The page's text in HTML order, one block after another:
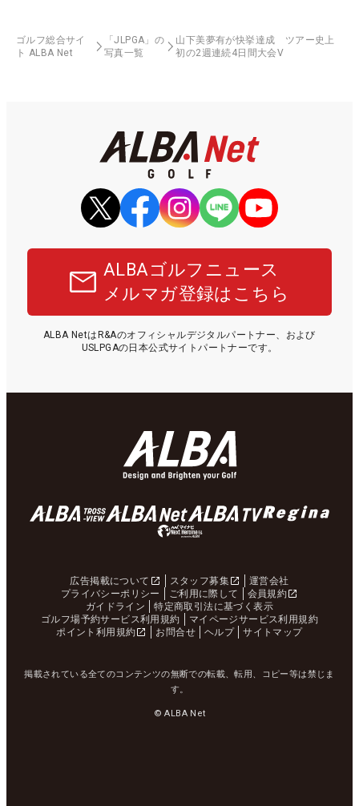
ゴルフ総合サイ
ト ALBA Net
「JLPGA」の
写真一覧
山下美夢有が快挙達成 ツアー史上
初の2週連続4日間大会V
ALBAゴルフニュース
メルマガ登録はこちら
ALBA NetはR&Aのオフィシャルデジタルパートナー、および
USLPGAの日本公式サイトパートナーです。
広告掲載について スタッフ募集
運営会社
プライバシーポリシー
ご利用に際して
会員規約
ガイドライン
特定商取引法に基づく表示
ゴルフ場予約サービス利用規約
マイページサービス利用規約
ポイント利用規約
お問合せ ヘルプ サイトマップ
掲載されている全てのコンテンツの無断での転載、転用、コピー等は禁じま
す。
© ALBA Net